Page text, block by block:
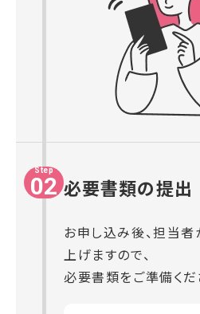
Step
02 必要書類の提出
お申し込み後、担当者
上げますので、
必要書類をご準備くだ